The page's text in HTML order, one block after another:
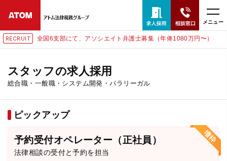
メニュー
全国6支部にて、アソシエイト弁護士募集（年俸1080万円〜）
スタッフの求人採用
総合職・一般職・システム開発・パラリーガル
ピックアップ
予約受付オペレーター（正社員）
法律相談の受付と予約を担当
24時間365日全国対応
無料相談窓口はこちら
ホーム
取扱分野